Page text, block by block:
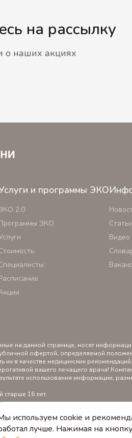
на рассылку
о наших акциях
используем cookie и
лучше. Нажимая на
и программы ЭКО
2.0
ЭКО
Статьи
Видео
на данной странице, носят
офертой, определяемой
их в качестве медицинских
вашего лечащего врача!
использования информации,
старше 16 лет.